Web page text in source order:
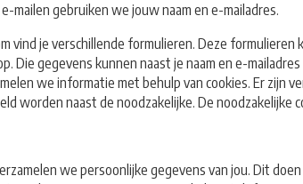
mailen gebruiken we jouw naam en e-mailadres.
vind je verschillende formulieren. Deze
Die gegevens kunnen naast je naam en e-
we informatie met behulp van cookies. Er zijn
worden naast de noodzakelijke. De
we persoonlijke gegevens van jou. Dit